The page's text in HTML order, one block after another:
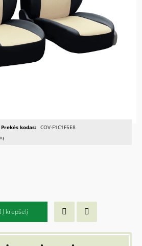
Prekės kodas: COV-F1C1F5E8
Į krepšelį